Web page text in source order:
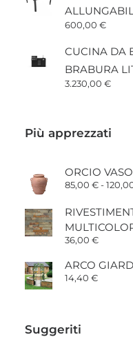
600,00 €
CUCINA DA
BRABURA
3.230,00 €
Più apprezzati
ORCIO
85,00 €-
36,00 €
ARCO
14,40 €
Suggeriti